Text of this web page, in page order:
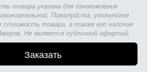
товара указана для ознакомления
Пожалуйста, уточняйте
стоимость товара, а также его наличие
Не является публичной офертой.
Заказать